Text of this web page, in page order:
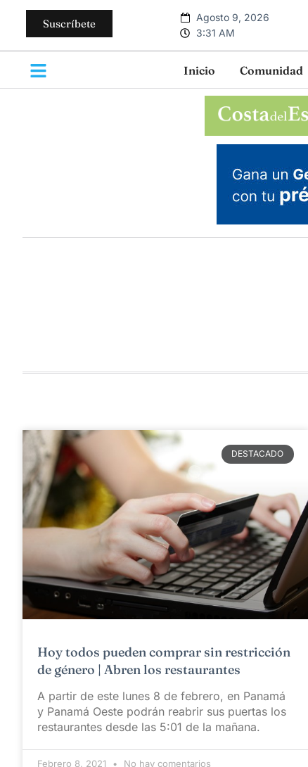
Suscríbete
Agosto 9, 2026
3:31 AM
Inicio Comunidad
DESTACADO
Hoy todos pueden comprar sin restricción
de género | Abren los restaurantes
A partir de este lunes 8 de febrero, en Panamá
y Panamá Oeste podrán reabrir sus puertas los
restaurantes desde las 5:01 de la mañana.
Febrero 8, 2021 No hay comentarios